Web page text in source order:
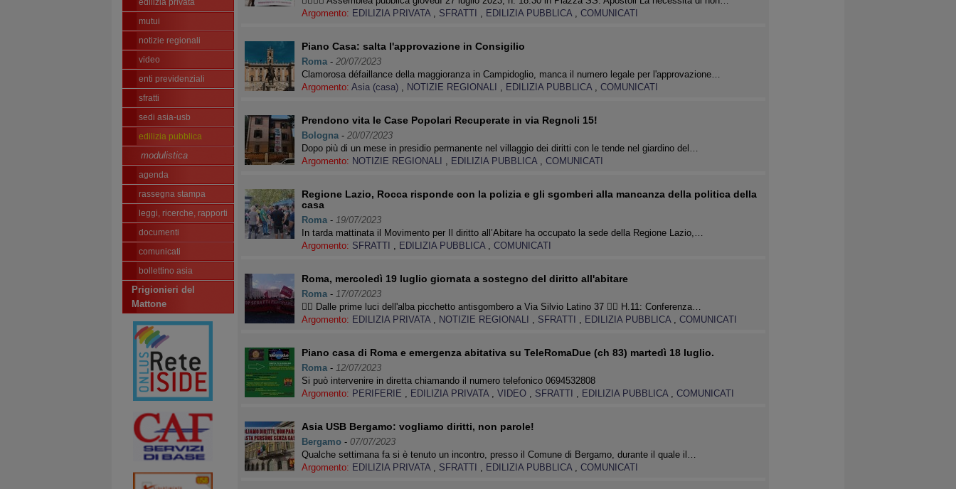
edilizia privata
mutui
notizie regionali
video
enti previdenziali
sfratti
sedi asia-usb
edilizia pubblica
modulistica
agenda
rassegna stampa
leggi, ricerche, rapporti
documenti
comunicati
bollettino asia
Prigionieri del
Mattone
Argomento: EDILIZIA PRIVATA , SFRATTI , EDILIZIA PUBBLICA , COMUNICATI
Piano Casa: salta l'approvazione in Consigilio
Roma- 20/07/2023
Clamorosa défaillance della maggioranza in Campidoglio, manca il numero legale per l'approvazione…
Argomento: Asia (casa) , NOTIZIE REGIONALI , EDILIZIA PUBBLICA , COMUNICATI
Prendono vita le Case Popolari Recuperate in via Regnoli 15!
Bologna- 20/07/2023
Dopo più di un mese in presidio permanente nel villaggio dei diritti con le tende nel giardino del…
Argomento: NOTIZIE REGIONALI , EDILIZIA PUBBLICA , COMUNICATI
Regione Lazio, Rocca risponde con la polizia e gli sgomberi alla mancanza della politica della
casa
Roma- 19/07/2023
In tarda mattinata il Movimento per Il diritto all’Abitare ha occupato la sede della Regione Lazio,…
Argomento: SFRATTI , EDILIZIA PUBBLICA , COMUNICATI
Roma, mercoledì 19 luglio giornata a sostegno del diritto all'abitare
Roma- 17/07/2023
👉🏽 Dalle prime luci dell'alba picchetto antisgombero a Via Silvio Latino 37 👉🏽 H.11: Conferenza…
Argomento: EDILIZIA PRIVATA , NOTIZIE REGIONALI , SFRATTI , EDILIZIA PUBBLICA , COMUNICATI
Piano casa di Roma e emergenza abitativa su TeleRomaDue (ch 83) martedì 18 luglio.
Roma- 12/07/2023
Si può intervenire in diretta chiamando il numero telefonico 0694532808
Argomento: PERIFERIE , EDILIZIA PRIVATA , VIDEO , SFRATTI , EDILIZIA PUBBLICA , COMUNICATI
Asia USB Bergamo: vogliamo diritti, non parole!
Bergamo- 07/07/2023
Qualche settimana fa si è tenuto un incontro, presso il Comune di Bergamo, durante il quale il…
Argomento: EDILIZIA PRIVATA , SFRATTI , EDILIZIA PUBBLICA , COMUNICATI